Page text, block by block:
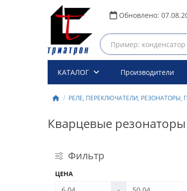
Обновлено:
КАТАЛОГ Производители
РЕЛЕ, ПЕРЕКЛЮЧАТЕЛИ, РЕЗОНАТОРЫ,
Кварцевые
Фильтр
ЦЕНА